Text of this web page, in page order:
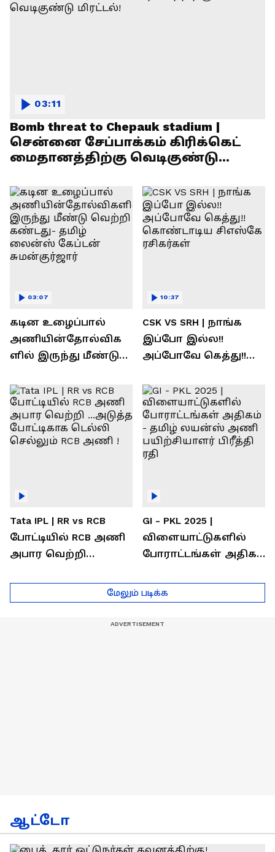
Bomb threat to Chepauk stadium |
சென்னை சேப்பாக்கம் கிரிக்கெட்
மைதானத்திற்கு வெடிகுண்டு
03:11
கடின உழைப்பால்
அணியின்தோல்விக
ளில் இருந்து மீண்டு
தமிழ் லைன்ஸ்
கேப்டன் சுமன்குர்ஜார்
03:07
CSK VS SRH | நாங்க
இப்போ இல்ல!!
அப்போவே கெத்து!!
சிஎஸ்கே ரசிகர்கள்
10:37
Tata IPL | RR vs RCB
போட்டியில் RCB அணி
அபார வெற்றி
டெல்லி செல்லும் RCB
அணி !
GI - PKL 2025 |
விளையாட்டுகளில்
போராட்டங்கள் அதிகம்
பயிற்சியாளர் பிரீத்தி
ரதி
மேலும் படிக்க
ஆட்டோ